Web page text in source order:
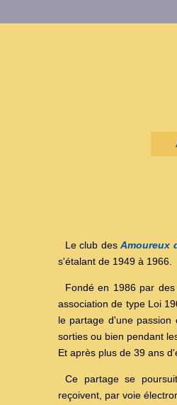
Le club desAmoureux
s'étalant de 1949 à 1966.
Fondé en 1986 par
association de type Loi
le partage d'une passion
sorties ou bien pendant
Et après plus de 39 ans
Ce partage se
reçoivent, par voie